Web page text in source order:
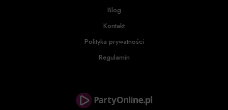
Blog
Kontakt
Polityka prywatności
Regulamin